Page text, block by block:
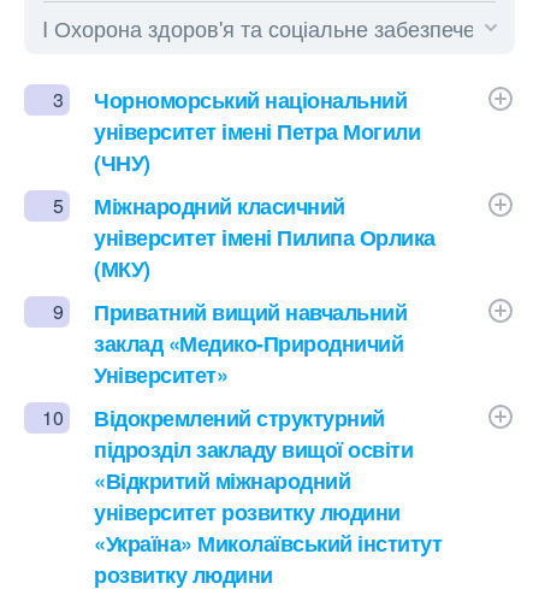
3
Чорноморський національний
університет імені Петра Могили
(ЧНУ)
5
Міжнародний класичний
університет імені Пилипа Орлика
(МКУ)
9
Приватний вищий навчальний
заклад «Медико-Природничий
Університет»
10
Відокремлений структурний
підрозділ закладу вищої освіти
«Відкритий міжнародний
університет розвитку людини
«Україна» Миколаївський інститут
розвитку людини